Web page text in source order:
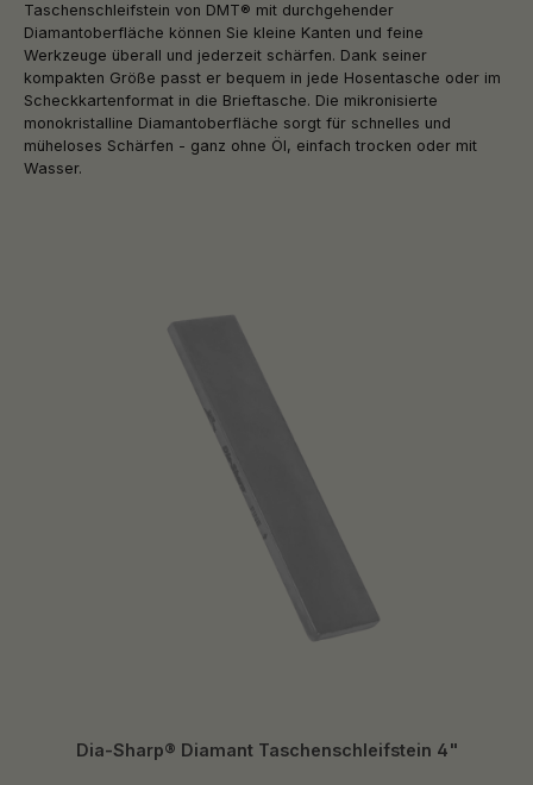
Taschenschleifstein von DMT® mit durchgehender
Diamantoberfläche können Sie kleine Kanten und feine
Werkzeuge überall und jederzeit schärfen. Dank seiner
kompakten Größe passt er bequem in jede Hosentasche oder im
Scheckkartenformat in die Brieftasche. Die mikronisierte
monokristalline Diamantoberfläche sorgt für schnelles und
müheloses Schärfen - ganz ohne Öl, einfach trocken oder mit
Wasser.
Dia-Sharp® Diamant Taschenschleifstein 4"